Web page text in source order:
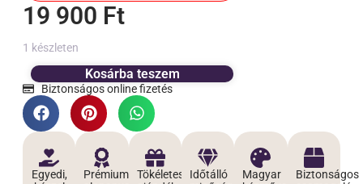
19 900 Ft
1 készleten
Kosárba teszem
Biztonságos online fizetés
Egyedi,
Prémium
Tökéletes
Időtálló
Magyar
Biztonságos